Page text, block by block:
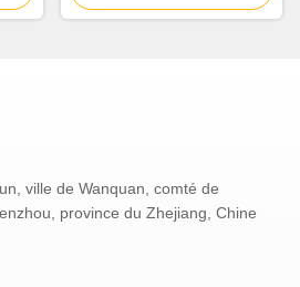
à
ville de Wanquan, comté de
province du Zhejiang, Chine